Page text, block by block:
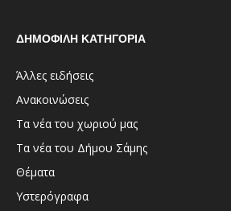
ΔΗΜΟΦΙΛΗ ΚΑΤΗΓΟΡΙΑ
Άλλες ειδήσεις
Ανακοινώσεις
Τα νέα του χωριού μας
Τα νέα του Δήμου Σάμης
Θέματα
Υστερόγραφα